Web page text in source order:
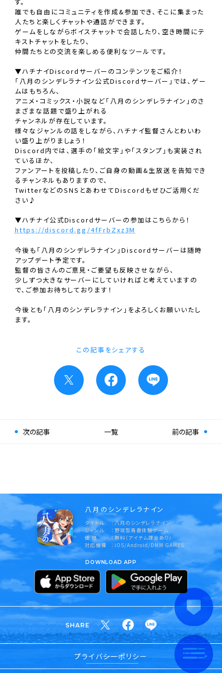
す。
誰でも自由にコミュニティを作成&参加でき、そこに集まった
人たちと楽しくチャットや通話ができます。
ゲームをしながらボイスチャットで会話したり、空き時間にテ
キストチャットをしたり、
仲間たちとの交流を楽しめる便利なツールです。
▼ハチナイDiscordサーバーのコンテンツをご紹介！
「八月のシンデレラナイン公式Discordサーバー」では、ゲー
ムはもちろん、
アニメ・コミックス・小説など「八月のシンデレラナイン」のさ
まざまな話題で盛り上がれる
チャンネルが存在しています。
様々なジャンルの話をしながら、ハチナイ監督さんとわいわ
い盛り上がりましょう！
Discord内では、選手の「絵文字」や「スタンプ」も実装され
ているほか、
ファンアートを投稿したり、ご自身の動画&生放送を告知でき
るチャンネルもありますので、
TwitterなどのSNSとあわせてDiscordもぜひご活用くだ
さい♪
▼ハチナイ公式Discordサーバーの参加はこちらから！
https://discord.gg/4fFrbZxz3M
今後も「八月のシンデレラナイン」Discordサーバーは随時
アップデート予定です。
監督の皆さんのご意見・ご要望も反映させながら、
少しずつ大きなサーバーにしていければと考えていますの
で、ご参加お待ちしております！
今後とも「八月のシンデレラナイン」をよろしくお願いいたし
ます。
この記事をシェアする
次の記事 前の記事
一覧
八月のシンデレラナイン
タイトル
八月のシンデレラナイン
ジャンル
野球型青春体験ゲーム
価 格
無料（アイテム課金あり）
対応機種
iOS/Android/DMM GAMES
DOWNLOAD APP
SHARE
プライバシーポリシー